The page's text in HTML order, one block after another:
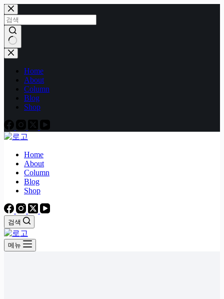
본
문
으
로
건
너
결
Home
About
Column
Blog
Shop
Home
About
Column
Blog
Shop
검색
메뉴